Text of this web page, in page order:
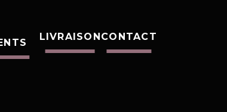
LIVRAISONCONTACT